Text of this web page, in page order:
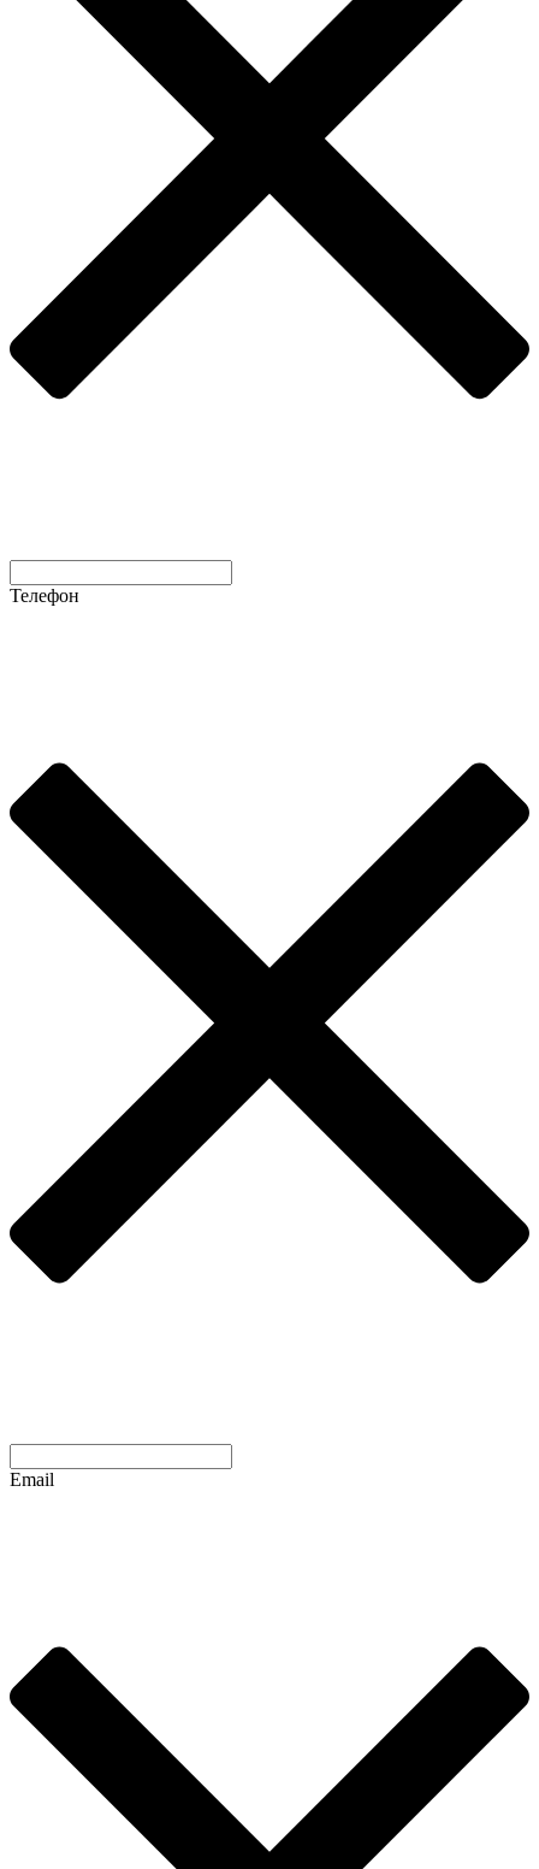
Телефон
Email